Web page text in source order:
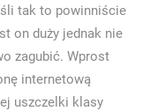
tak to powinniście
on duży jednak nie
zagubić. Wprost
internetową
uszczelki klasy